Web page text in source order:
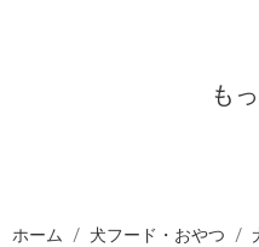
も
ホーム 犬フード・おやつ